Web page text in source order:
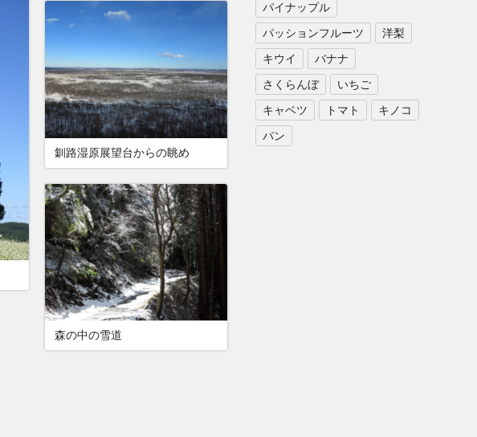
釧路湿原展望台からの眺め
森の中の雪道
パイナップル
パッションフルーツ
洋梨
キウイ
バナナ
さくらんぼ
いちご
キャベツ
トマト
キノコ
パン